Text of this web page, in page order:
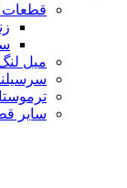
قطعات
میل
سایر